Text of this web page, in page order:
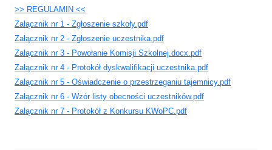
>> REGULAMIN <<
Załącznik nr 1 - Zgłoszenie szkoły.pdf
Załącznik nr 2 - Zgłoszenie uczestnika.pdf
Załącznik nr 3 - Powołanie Komisji Szkolnej.docx.pdf
Załącznik nr 4 - Protokół dyskwalifikacji uczestnika.pdf
Załącznik nr 5 - Oświadczenie o przestrzeganiu tajemnicy.pdf
Załącznik nr 6 - Wzór listy obecności uczestników.pdf
Załącznik nr 7 - Protokół z Konkursu KWoPC.pdf